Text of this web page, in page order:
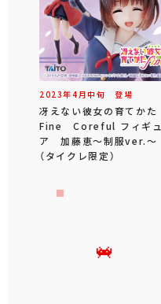
2023年4 月中旬 登場
冴えない彼女の育てかた
Fine Coreful フィギュ
ア 加藤恵～制服ver.～
（タイクレ限定）